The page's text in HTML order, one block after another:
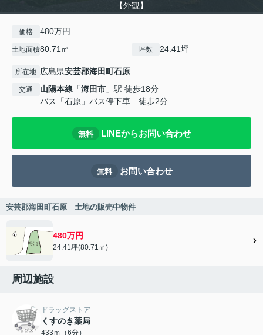
【外観】
価格 480万円
土地面積80.71㎡ 坪数 24.41坪
所在地 広島県安芸郡海田町石原
交通 山陽本線 「海田市 」駅 徒歩18分
バス「石原」バス停下車 徒歩2分
無料 LINEからお問い合わせ
無料 お問い合わせ
安芸郡海田町石原 土地の販売中物件
480万円
24.41坪(80.71㎡)
周辺施設
ドラッグストア
くすのき薬局
433ｍ（6分）